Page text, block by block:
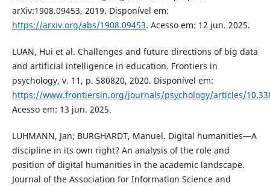
arXiv:1908.09453, 2019. Disponível em:
https://arxiv.org/abs/1908.09453. Acesso em: 12 jun. 2025.
LUAN, Hui et al. Challenges and future directions of big data
and artificial intelligence in education. Frontiers in
psychology, v. 11, p. 580820, 2020. Disponível em:
https://www.frontiersin.org/journals/psychology/articles/
Acesso em: 13 jun. 2025.
LUHMANN, Jan; BURGHARDT, Manuel. Digital humanities—A
discipline in its own right? An analysis of the role and
position of digital humanities in the academic landscape.
Journal of the Association for Information Science and